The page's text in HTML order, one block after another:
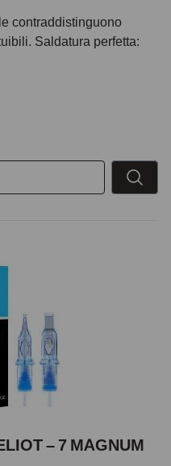
contraddistinguono
Saldatura perfetta:
– 7 MAGNUM